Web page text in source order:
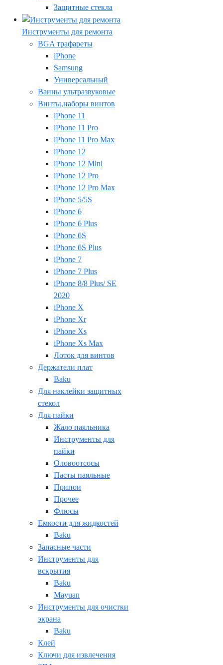
Защитные стекла
Инструменты для ремонта
BGA трафареты
iPhone
Samsung
Универсальный
Ванны ультразвуковые
Винты,наборы винтов
iPhone 11
iPhone 11 Pro
iPhone 11 Pro Max
iPhone 12
iPhone 12 Mini
iPhone 12 Pro
iPhone 12 Pro Max
iPhone 5/5S
iPhone 6
iPhone 6 Plus
iPhone 6S
iPhone 6S Plus
iPhone 7
iPhone 7 Plus
iPhone 8/8 Plus/ SE
2020
iPhone X
iPhone Xr
iPhone Xs
iPhone Xs Max
Лоток для винтов
Держатели плат
Baku
Для наклейки защитных
стекол
Для пайки
Жало паяльника
Инструменты для
пайки
Оловоотсосы
Пасты паяльные
Припои
Прочее
Флюсы
Емкости для жидкостей
Baku
Запасные части
Инструменты для
вскрытия
Baku
Mayuan
Инструменты для очистки
экрана
Baku
Клей
Ключи для извлечения